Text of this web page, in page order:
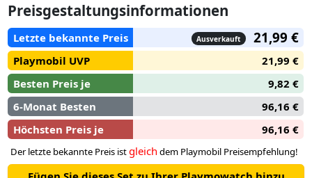
Stuhl, Stereoanlage, Hausbett, Globus, Flöte, Stifte, Regale
und viele weitere liebevolle Extras. Mit den enthaltenen
Tapetenwänden aus Karton kann die Zimmerwand
verschönert werden. Über den QR-Code in der Bauanleitung
stehen weitere Tapetenvorlagen zum individuellen Gestalten
und ausdrucken zur Verfügung.
Preisgestaltungsinformationen
Letzte bekannte Preis Ausverkauft 21,99 €
Playmobil UVP
21,99 €
Besten Preis je
9,82 €
6-Monat Besten
96,16 €
Höchsten Preis je
96,16 €
Der letzte bekannte Preis istgleich dem Playmobil Preisempfehlung!